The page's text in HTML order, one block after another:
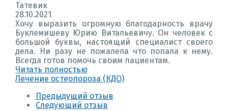
Татевик
28.10.2021
Хочу выразить огромную благодарность врачу
Буклемишеву Юрию Витальевичу. Он человек с
большой буквы, настоящий специалист своего
дела. Ни разу не пожалела что попала к нему.
Всегда готов помочь своим пациентам.
Читать полностью
Лечение остеопороза (КДО)
Предыдущий отзыв
Следующий отзыв